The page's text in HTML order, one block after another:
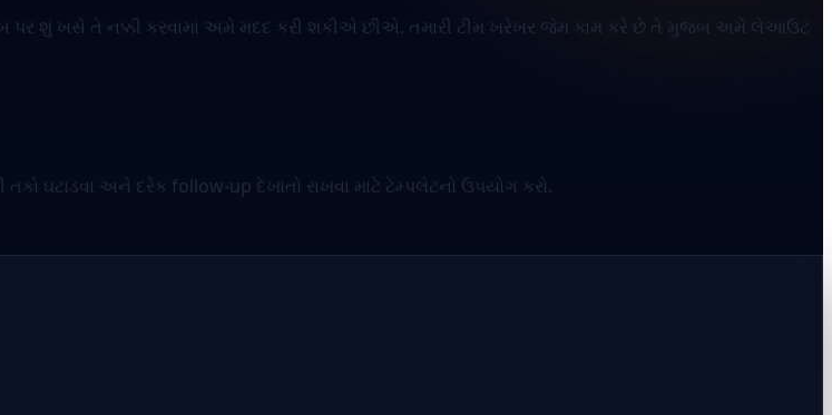
પર શું ખસે તે નક્કી કરવામાં અમે મદદ કરી શકીએ છીએ. તમારી ટીમ ખરેખર જેમ કામ કરે છે તે મુજબ અમે લેઆઉટ
ઘટાડવા અને દરેક follow-up દેખાતો રાખવા માટે ટેમ્પલેટનો ઉપયોગ કરો.